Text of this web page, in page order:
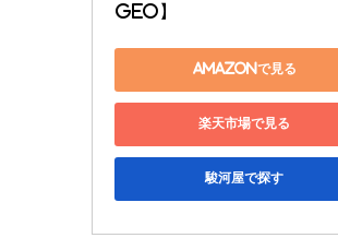
GEO】
Amazonで見る
楽天市場で見る
駿河屋で探す